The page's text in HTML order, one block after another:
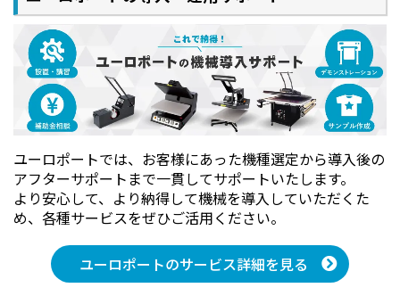
ユーロポートでは、お客様にあった機種選定から導入後の
アフターサポートまで一貫してサポートいたします。
より安心して、より納得して機械を導入していただくた
め、各種サービスをぜひご活用ください。
ユーロポートのサービス詳細を見る